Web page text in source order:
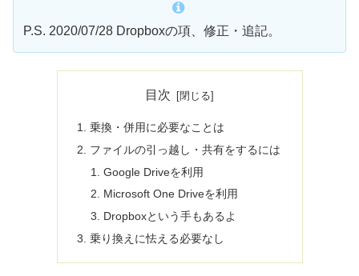
P.S. 2020/07/28 Dropboxの項、修正・追記。
目次
乗換・併用に必要なことは
ファイルの引っ越し・共有をするには
Google Driveを利用
Microsoft One Driveを利用
Dropboxという手もあるよ
乗り換えに怯える必要なし